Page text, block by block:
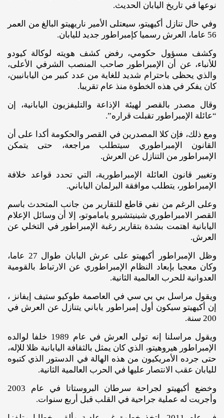
نوعها في تاريخ اليابان الحديث.
وفي حال تنازل أكيهيتو، سيعتلى الأمير ناريهيتو البالغ من العمر
56 عاما، العرش رسميا كإمبراطور جديد لليابان.
وكشف مسؤول حكومي، رفض كشف هويته لوكالة كيودو
للأنباء، عن أن الإمبراطور صاحب المنصب الشرفي الأعلى،
والذي يحظى باحترام شديد للغاية من عدد كبير من اليابانيين،
كان يفكر في هذه الخطوة منذ عام تقريبا.
وقال مصدر بالقصر لهيئة الإذاعة والتليفزيون اليابانية، إن
“عائلة الإمبراطور تقبلت قراره”.
ومع ذلك، فإن كلا المصدرين في القصر والحكومة أكدا على أن
القانون الإمبراطوري سيتطلب مراجعة، حتى يتمكن
الإمبراطور من التنازل عن العرش.
وتغيير قانون العائلة الإمبراطورية، التي تحدد قواعد خلافة
الإمبراطور، يتطلب موافقة البرلمان الياباني.
وعلى الرغم من نفي قاطع للتقارير من جانب المتحدث باسم
القصر الامبراطوري شينيتشيرو ياماموتو، إلا أن وسائل الإعلام
اليابانية اهتمت بشدة بتقارير رغبة الإمبراطور في التخلي عن
العرش.
وظل الإمبراطور أكيهيتو على عرش اليابان طوال 27 عاما،
وكان معجبا بإبعاد النظام الإمبراطوري عن الارتباط بالقومية
العدوانية للحرب العالمية الثانية.
ويقول مراسل بي بي سي في العاصمة طوكيو ستيف إيفانز ،
إن أكيهيتو سيكون أول إمبراطور ياباني يتنازل عن العرش في
200 سنة.
ويقول مراسلنا إنه تولى العرش في عام 1989 خلفا لوالده
الإمبراطور هيروهيتو، الذي كان يمثل بالثقافة اليابانية ظلا للإله،
حتى جرده الأمريكيون من هذه الهالة في الدستور الذي كتبوه
لليابان عقب الانتصار عليها في الحرب العالمية الثانية.
وخضع أكيهيتو لجراحة سرطان البروستاتا في عام 2003
وأجريت له عملية جراحية في القلب قبل أربع سنوات.